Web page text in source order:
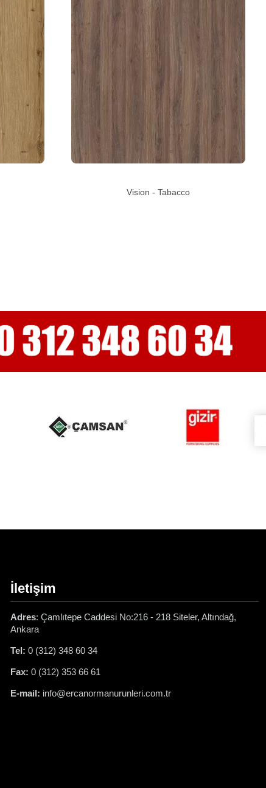
Vision - Tabacco
İletişim
Adres: Çamlıtepe Caddesi No:216 - 218 Siteler, Altındağ,
Ankara
Tel: 0 (312) 348 60 34
Fax: 0 (312) 353 66 61
E-mail: info@ercanormanurunleri.com.tr